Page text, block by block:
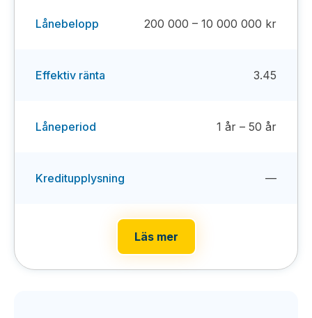
Lånebelopp 200 000 – 10 000 000 kr
Effektiv ränta 3.45
Låneperiod 1 år – 50 år
Kreditupplysning —
Läs mer